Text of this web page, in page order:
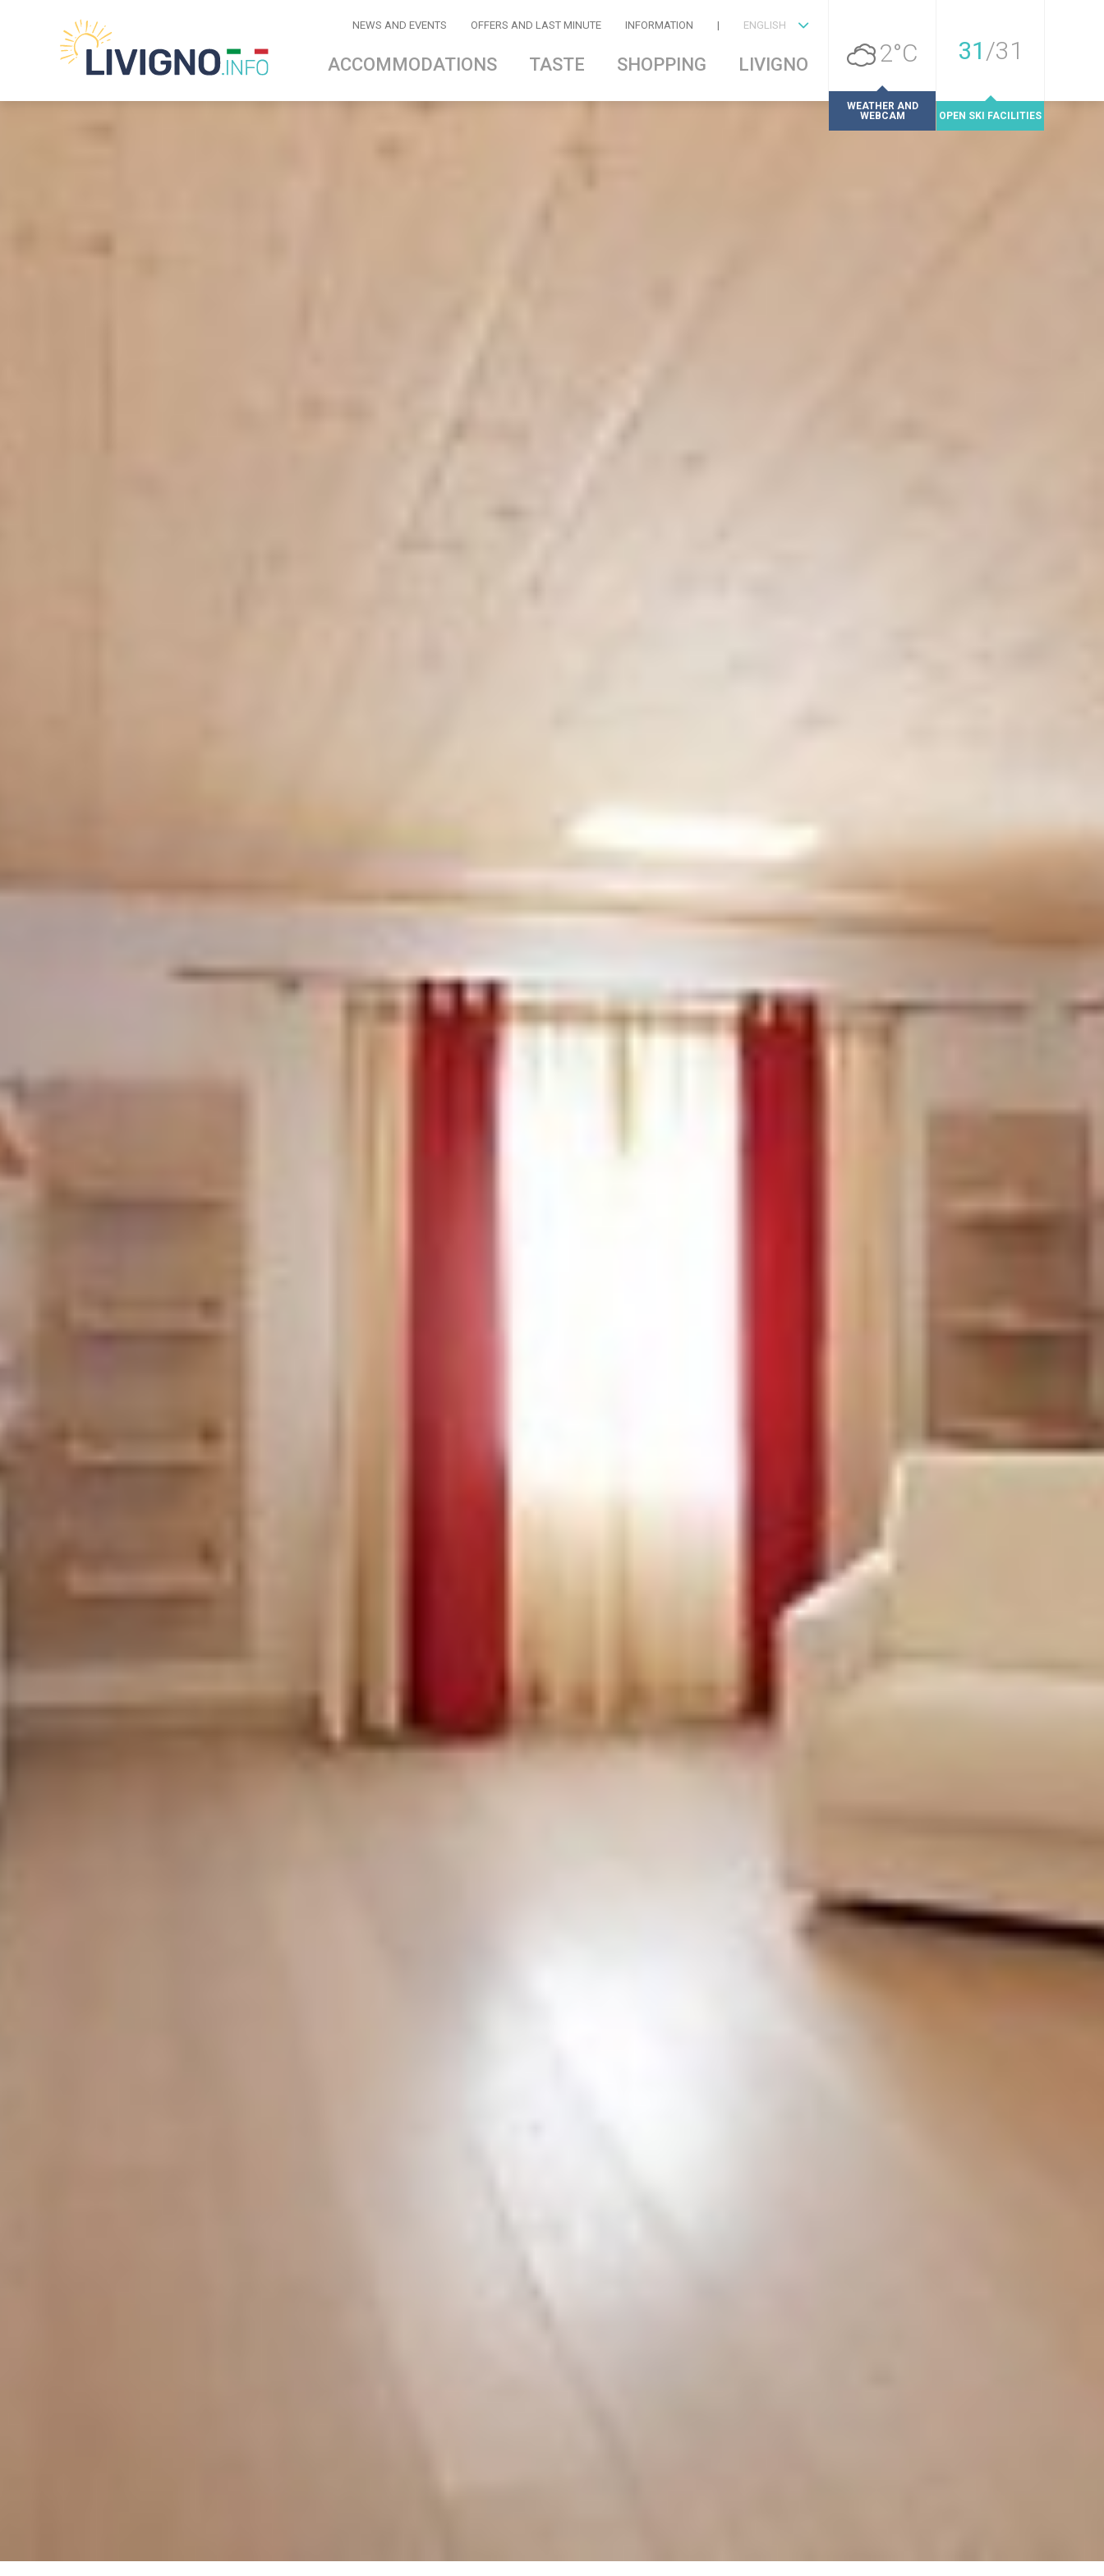
NEWS AND EVENTS OFFERS AND LAST MINUTE INFORMATION | ENGLISH
ACCOMMODATIONS TASTE SHOPPING LIVIGNO 2°C
WEATHER AND
WEBCAM
31 /31
OPEN SKI FACILITIES